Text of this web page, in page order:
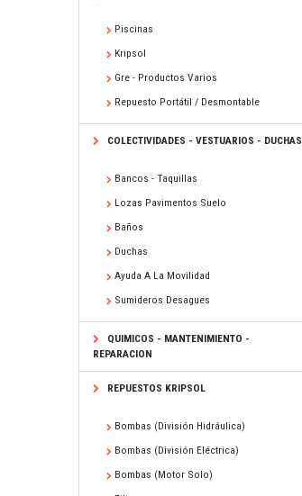
Piscinas
Kripsol
Gre - Productos Varios
Repuesto Portátil / Desmontable
COLECTIVIDADES - VESTUARIOS - DUCHAS
Bancos - Taquillas
Lozas Pavimentos Suelo
Baños
Duchas
Ayuda A La Movilidad
Sumideros Desagues
QUIMICOS - MANTENIMIENTO -
REPARACION
REPUESTOS KRIPSOL
Bombas (división Hidráulica)
Bombas (división Eléctrica)
Bombas (motor Solo)